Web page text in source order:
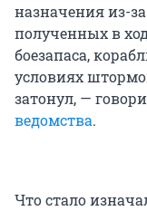
назначения из-
полученных в
боезапаса,
условиях
затонул, —
ведомства.
Что стало